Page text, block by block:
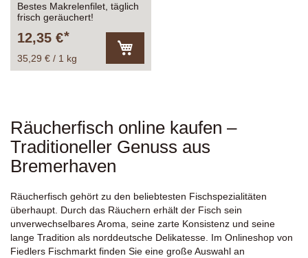
Bestes Makrelenfilet, täglich
frisch geräuchert!
12,35 €
35,29 € / 1 kg
den
Räucherfisch online kaufen –
Traditioneller Genuss aus
Bremerhaven
Räucherfisch gehört zu den beliebtesten Fischspezialitäten
überhaupt. Durch das Räuchern erhält der Fisch sein
unverwechselbares Aroma, seine zarte Konsistenz und seine
lange Tradition als norddeutsche Delikatesse. Im Onlineshop von
Fiedlers Fischmarkt finden Sie eine große Auswahl an